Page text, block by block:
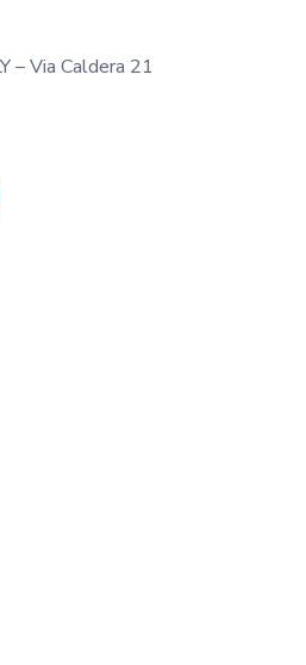
– Via Caldera 21